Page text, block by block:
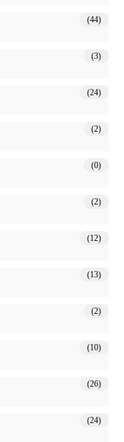
(44)
(3)
(24)
(2)
(0)
(2)
(12)
(13)
(2)
(10)
(26)
(24)